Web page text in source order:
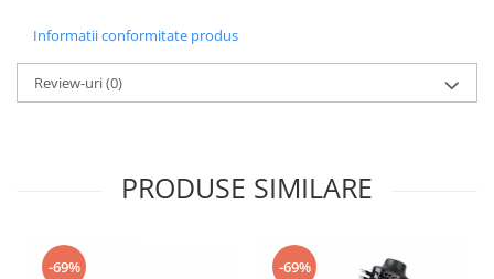
Informatii conformitate produs
Review-uri(0)
PRODUSE SIMILARE
-69% -69%